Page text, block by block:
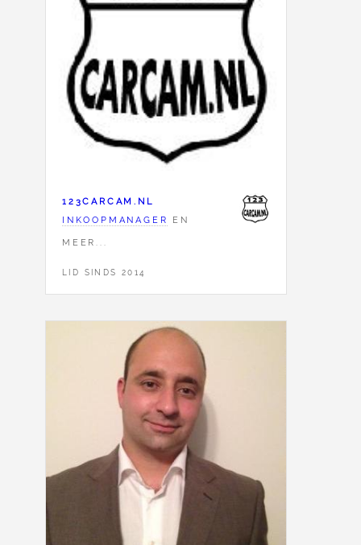
123CARCAM.NL
INKOOPMANAGER
EN
MEER...
LID SINDS 2014